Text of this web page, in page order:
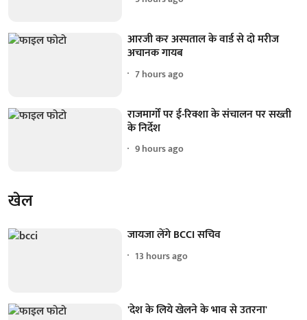
आरजी कर अस्पताल के वार्ड से दो मरीज
अचानक गायब
7 hours ago
राजमार्गों पर ई-रिक्शा के संचालन पर सख्ती
के निर्देश
9 hours ago
खेल
जायजा लेंगे BCCI सचिव
13 hours ago
'देश के लिये खेलने के भाव से उतरना'